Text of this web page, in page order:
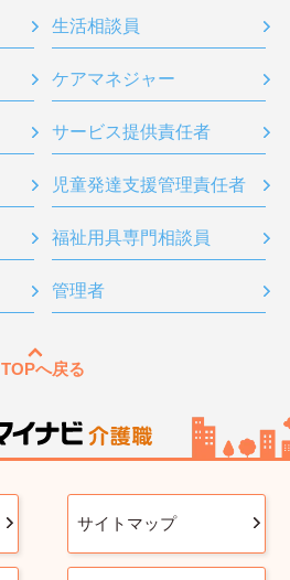
生活相談員
ケアマネジャー
サービス提供責任者
児童発達支援管理責任者
福祉用具専門相談員
管理者
TOPへ戻る
サイトマップ